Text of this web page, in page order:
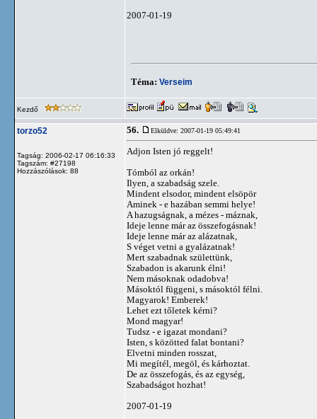
2007-01-19
Téma: Verseim
Kezdő
torzo52
Tagság: 2006-02-17 06:16:33
Tagszám: #27198
Hozzászólások: 88
56. Elküldve: 2007-01-19 05:49:41
Adjon Isten jó reggelt!
Tómból az orkán!
Ilyen, a szabadság szele.
Mindent elsodor, mindent elsöpör
Aminek - e hazában semmi helye!
A hazugságnak, a mézes - máznak,
Ideje lenne már az összefogásnak!
Ideje lenne már az alázatnak,
S véget vetni a gyalázatnak!
Mert szabadnak születtünk,
Szabadon is akarunk élni!
Nem másoknak odadobva!
Másoktól függeni, s másoktól félni.
Magyarok! Emberek!
Lehet ezt tőletek kérni?
Mond magyar!
Tudsz - e igazat mondani?
Isten, s közötted falat bontani?
Elvetni minden rosszat,
Mi megítél, megöl, és kárhoztat.
De az összefogás, és az egység,
Szabadságot hozhat!
2007-01-19